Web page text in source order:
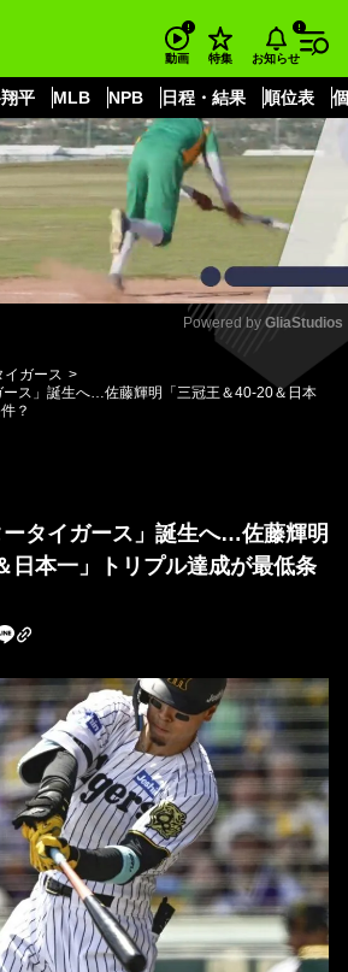
動画 特集 お知らせ
平 MLB NPB 日程・結果 順位表
もっと見る
Mute
Powered by GliaStudios
イガース
ス」誕生へ…佐藤輝明「三冠王＆40-20＆日本
？
タイガース」誕生へ…佐藤輝明
日本一」トリプル達成が最低条